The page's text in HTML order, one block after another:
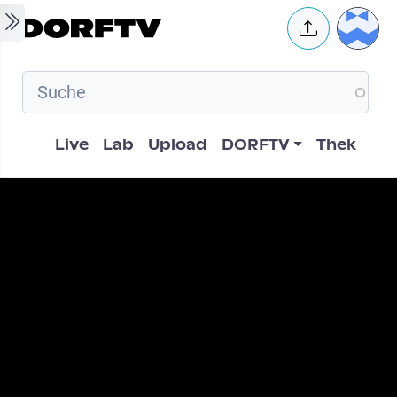
Skip to main content User
Hauptnavigation
Live Lab Upload DORFTV Thek